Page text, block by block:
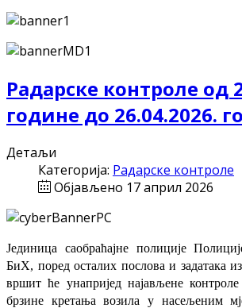
Радарске контроле од
године до 26.04.2026.
Детаљи
Категорија: Радарске контроле
Објављено 17 април 2026
Јединица саобраћајне полиције
БиХ, поред осталих послова и задатака
вршит ће унапријед најављене
брзине кретања возила у насељеним